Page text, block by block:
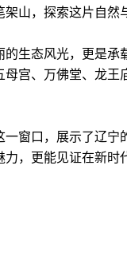
山，探索这片自然
态风光，更是承
宫、万佛堂、龙
口，展示了辽宁
，更能见证在新时